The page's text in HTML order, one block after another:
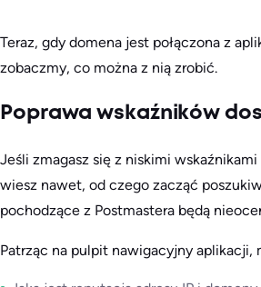
Teraz, gdy domena jest połączona z
zobaczmy, co można z nią zrobić.
Poprawa wskaźników
Jeśli zmagasz się z niskimi
wiesz nawet, od czego zacząć
pochodzące z Postmastera będą
Patrząc na pulpit nawigacyjny aplikacji,